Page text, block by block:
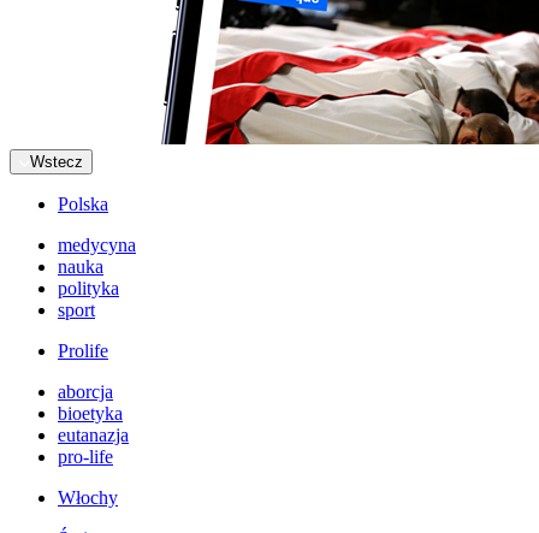
Wstecz
Polska
medycyna
nauka
polityka
sport
Prolife
aborcja
bioetyka
eutanazja
pro-life
Włochy